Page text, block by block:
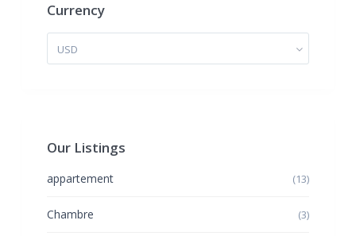
Currency
USD
Our Listings
appartement (13)
Chambre (3)